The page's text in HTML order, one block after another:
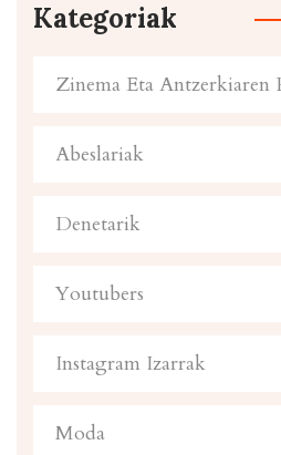
Kategoriak
Zinema Eta Antzerkiaren
Abeslariak
Denetarik
Youtubers
Instagram Izarrak
Moda